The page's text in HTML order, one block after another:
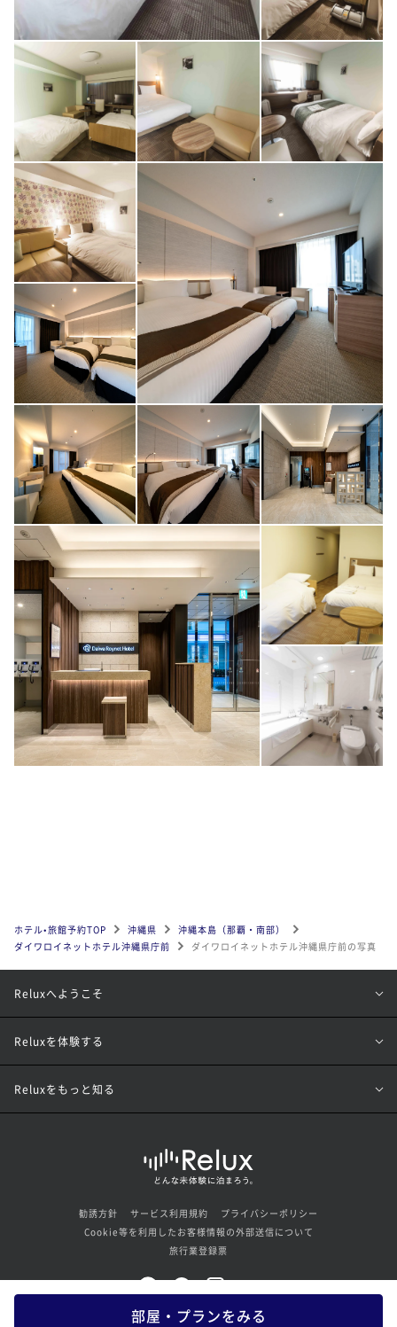
部屋・プランをみる
ホテル•旅館予約TOP 沖縄県
沖縄本島（那覇・南部）
ダイワロイネットホテル沖縄県庁前
ダイワロイネットホテル沖縄県庁前の写真
Reluxへようこそ
Reluxを体験する
Reluxをもっと知る
勧誘方針 サービス利用規約
プライバシーポリシー
Cookie等を利用したお客様情報の外部送信について
旅行業登録票
© Loco Partners Inc. All rights reserved.